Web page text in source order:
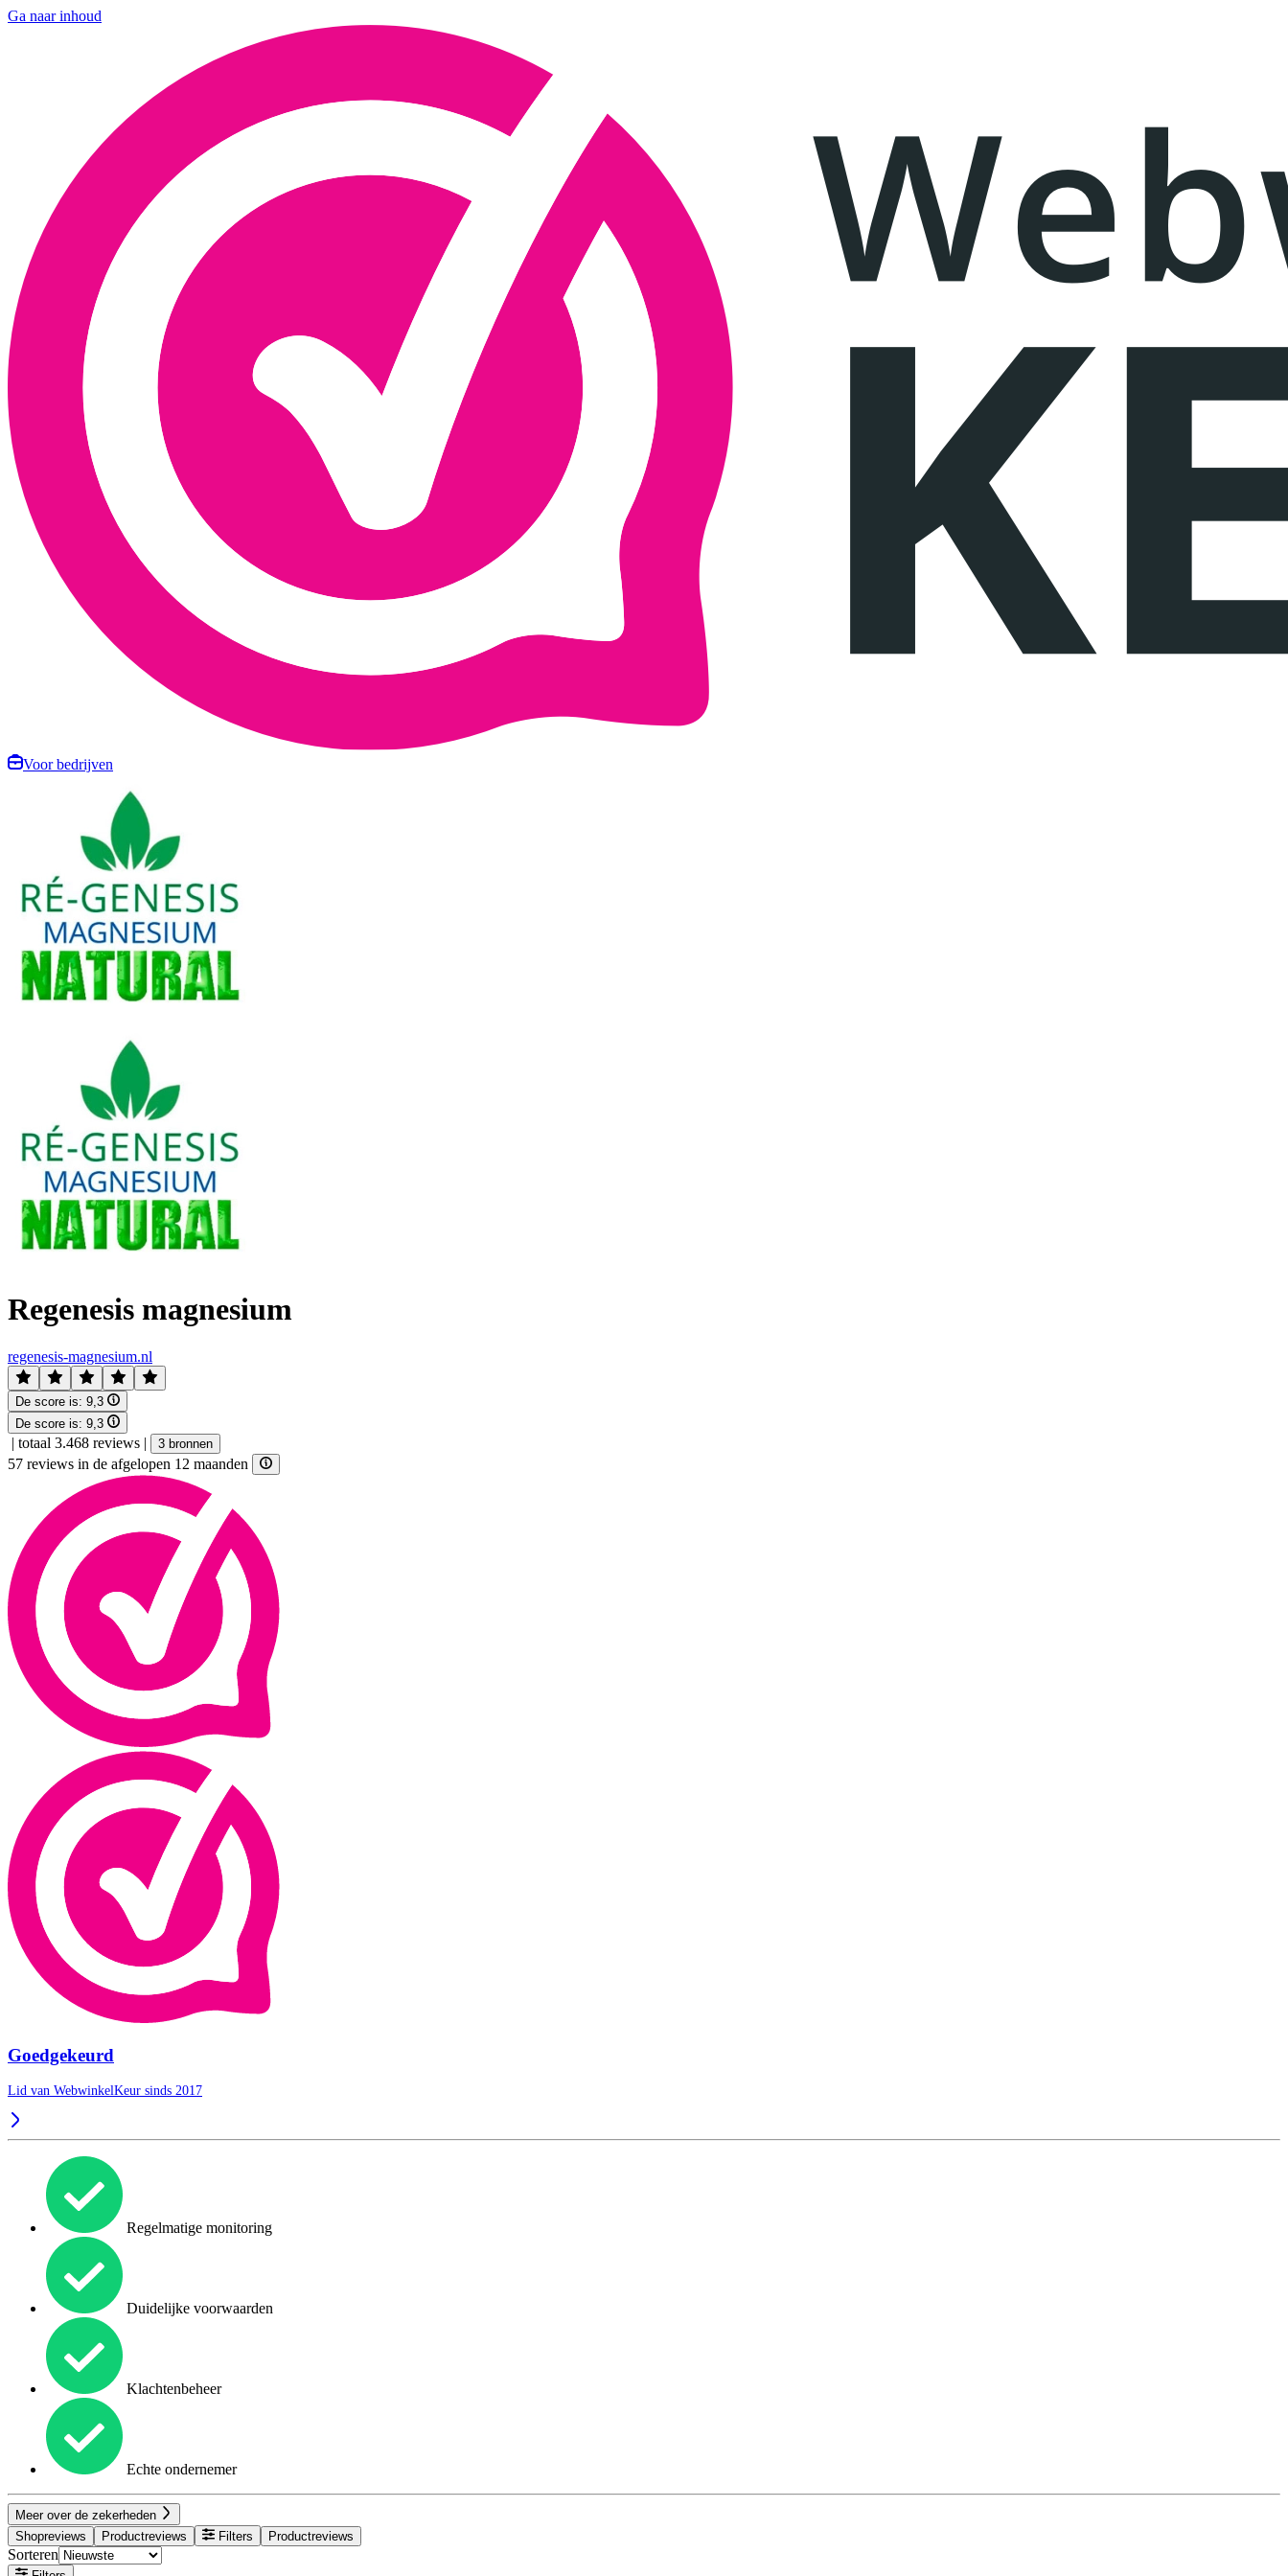
Ga naar inhoud
Voor bedrijven
Regenesis magnesium
regenesis-magnesium.nl
De score is: 9,3
De score is: 9,3
| totaal 3.468 reviews | 3 bronnen
57 reviews in de afgelopen 12 maanden
Goedgekeurd
Lid van WebwinkelKeur sinds 2017
Regelmatige monitoring
Duidelijke voorwaarden
Klachtenbeheer
Echte ondernemer
Meer over de zekerheden
Shopreviews
Productreviews Filters Productreviews
Sorteren